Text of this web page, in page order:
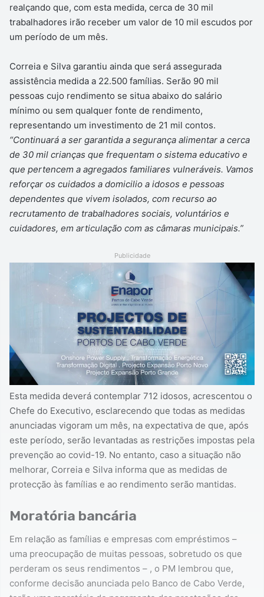
realçando que, com esta medida, cerca de 30 mil
trabalhadores irão receber um valor de 10 mil escudos por
um período de um mês.
Correia e Silva garantiu ainda que será assegurada
assistência medida a 22.500 famílias. Serão 90 mil
pessoas cujo rendimento se situa abaixo do salário
mínimo ou sem qualquer fonte de rendimento,
representando um investimento de 21 mil contos.
“Continuará a ser garantida a segurança alimentar a cerca
de 30 mil crianças que frequentam o sistema educativo e
que pertencem a agregados familiares vulneráveis. Vamos
reforçar os cuidados a domicilio a idosos e pessoas
dependentes que vivem isolados, com recurso ao
recrutamento de trabalhadores sociais, voluntários e
cuidadores, em articulação com as câmaras municipais.”
Publicidade
Esta medida deverá contemplar 712 idosos, acrescentou o
Chefe do Executivo, esclarecendo que todas as medidas
anunciadas vigoram um mês, na expectativa de que, após
este período, serão levantadas as restrições impostas pela
prevenção ao covid-19. No entanto, caso a situação não
melhorar, Correia e Silva informa que as medidas de
protecção às famílias e ao rendimento serão mantidas.
Moratória bancária
Em relação as famílias e empresas com empréstimos –
uma preocupação de muitas pessoas, sobretudo os que
perderam os seus rendimentos – , o PM lembrou que,
conforme decisão anunciada pelo Banco de Cabo Verde,